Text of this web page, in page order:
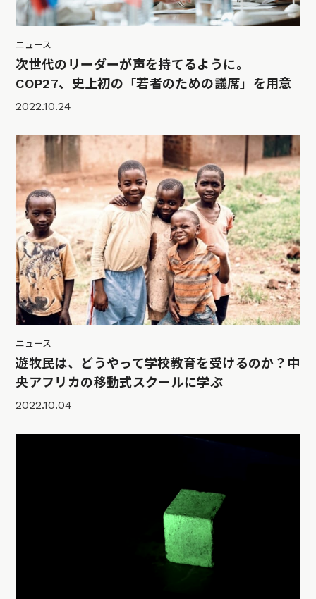
ニュース
次世代のリーダーが声を持てるように。
COP27、史上初の「若者のための議席」を用意
2022.10.24
ニュース
遊牧民は、どうやって学校教育を受けるのか？中
央アフリカの移動式スクールに学ぶ
2022.10.04